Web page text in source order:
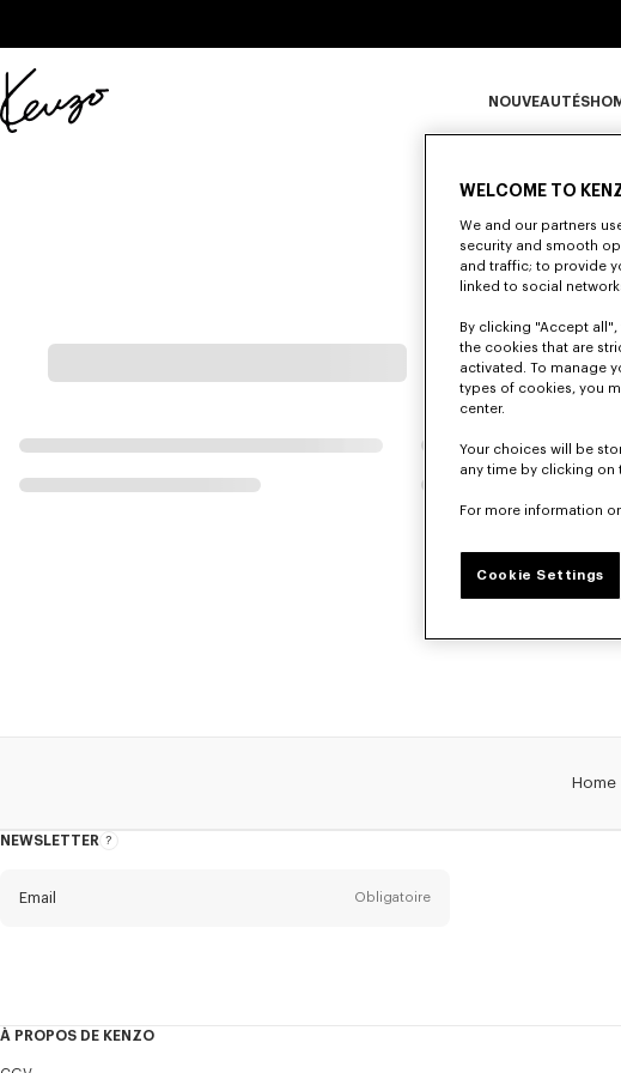
Site
NOUVEAUTÉS
Home
NEWSLETTER
A
Email Obligatoire
À PROPOS DE KENZO
WELCOME TO
We and our partners
security and smooth
and traffic; to provide
linked to social
By clicking "Accept
the cookies that are
activated. To manage
types of cookies, you
center.
Your choices will be
any time by clicking on
For more information
Cookie Settings